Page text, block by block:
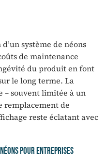
système de néons
de maintenance
du produit en font
le long terme. La
– souvent limitée à un
remplacement de
reste éclatant avec
pour entreprises